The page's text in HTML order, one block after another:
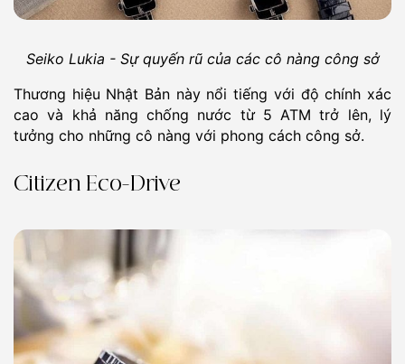
Seiko Lukia - Sự quyến rũ của các cô nàng công sở
Thương hiệu Nhật Bản này nổi tiếng với độ chính xác
cao và khả năng chống nước từ 5 ATM trở lên, lý
tưởng cho những cô nàng với phong cách công sở.
Citizen Eco-Drive